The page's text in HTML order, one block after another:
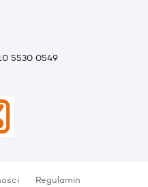
5530 0549
Regulamin